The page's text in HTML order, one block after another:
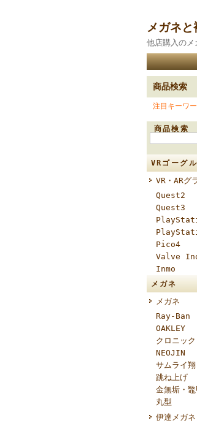
メガネ
他店購入のメ
商品検索
注目キーワ
商品検索
VRゴーグ
VR・ARグ
Quest2
Quest3
Pico4
Valve
Inmo
メガネ
メガネ
Ray-Ban
OAKLEY
クロニック
NEOJIN
サムライ翔
跳ね上げ
金無垢・鼈
丸型
伊達メガネ